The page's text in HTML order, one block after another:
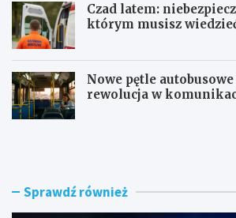
Czad latem:
którym musisz
Nowe pętle
rewolucja w
O
t
N
r Sprawdź również